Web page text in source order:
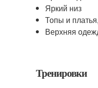
Яркий низ
Топы и
Верхняя
Тренировки